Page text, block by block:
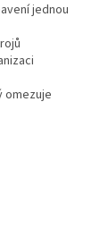
jednou
omezuje